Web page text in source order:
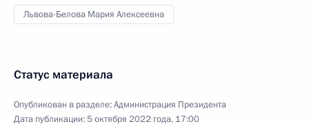
Львова-Белова Мария Алексеевна
Статус материала
Опубликован в разделе:Администрация Президента
Дата публикации:5 октября 2022 года, 17:00